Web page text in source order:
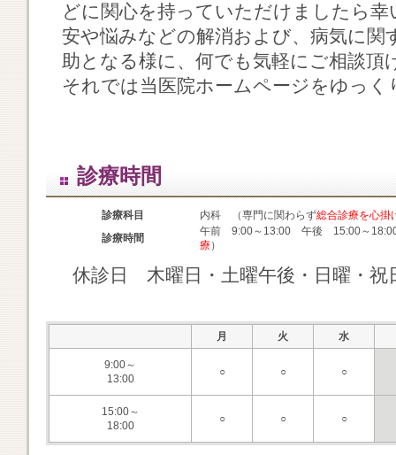
どに関心を持っていただけましたら
安や悩みなどの解消および、病気に関
助となる様に、何でも気軽にご相談頂
それでは当医院ホームページをゆっく
診療時間
診療科目 内科 （専門に関わらず総合診療を心掛
診療時間
午前 9:00～13:00 午後 15:00～
療）
休診日 木曜日・土曜午後・日曜・祝
月 火 水
9:00～
13:00
○ ○ ○
15:00～
18:00
○ ○ ○